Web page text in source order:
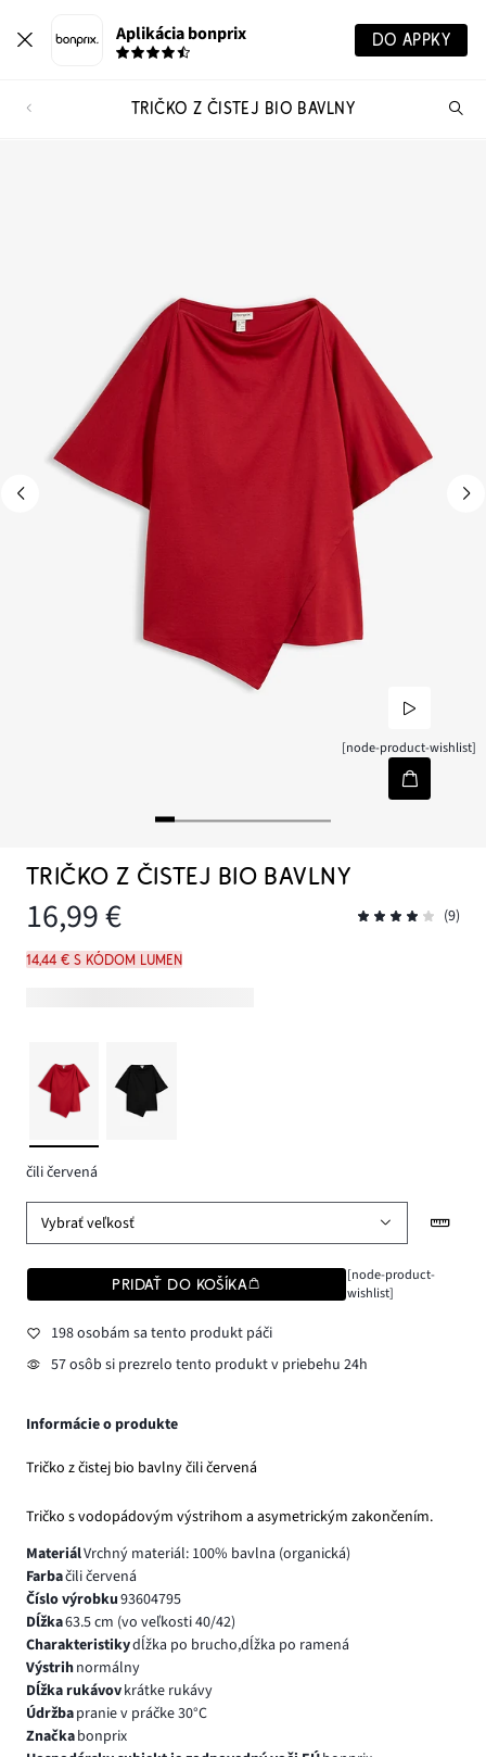
Aplikácia bonprix DO APPKY
TRIČKO Z ČISTEJ BIO BAVLNY
[node-product-wishlist]
TRIČKO Z ČISTEJ BIO BAVLNY
16,99 € (9)
14,44 € s kódom LUMEN
čili červená
Vybrať veľkosť
PRIDAŤ DO KOŠÍKA
[node-product-
wishlist]
198 osobám sa tento produkt páči
57 osôb si prezrelo tento produkt v priebehu 24h
Informácie o produkte
Tričko z čistej bio bavlny čili červená
Tričko s vodopádovým výstrihom a asymetrickým zakončením.
MateriálVrchný materiál: 100% bavlna (organická)
Farbačili červená
Číslo výrobku93604795
Dĺžka63.5 cm (vo veľkosti 40/42)
Charakteristikydĺžka po brucho,dĺžka po ramená
Výstrihnormálny
Dĺžka rukávovkrátke rukávy
Údržbapranie v práčke 30°C
Značkabonprix